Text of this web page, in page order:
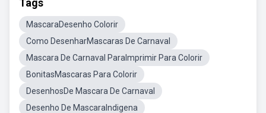
Tags
MascaraDesenho Colorir
Como DesenharMascaras De Carnaval
Mascara De Carnaval ParaImprimir Para Colorir
BonitasMascaras Para Colorir
DesenhosDe Mascara De Carnaval
Desenho De MascaraIndigena